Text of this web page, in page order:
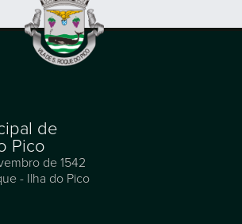
de
Pico
de 1542
- Ilha do Pico